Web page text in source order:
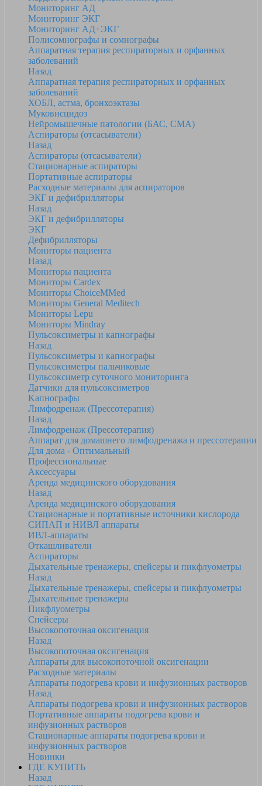
Мониторинг АД
Мониторинг ЭКГ
Мониторинг АД+ЭКГ
Полисомнографы и сомнографы
Аппаратная терапия респираторных и орфанных
заболеваний
Назад
Аппаратная терапия респираторных и орфанных
заболеваний
ХОБЛ, астма, бронхоэктазы
Муковисцидоз
Нейромышечные патологии (БАС, СМА)
Аспираторы (отсасыватели)
Назад
Аспираторы (отсасыватели)
Стационарные аспираторы
Портативные аспираторы
Расходные материалы для аспираторов
ЭКГ и дефибрилляторы
Назад
ЭКГ и дефибрилляторы
ЭКГ
Дефибрилляторы
Мониторы пациента
Назад
Мониторы пациента
Мониторы Cardex
Мониторы ChoiceMMed
Мониторы General Meditech
Мониторы Lepu
Мониторы Mindray
Пульсоксиметры и капнографы
Назад
Пульсоксиметры и капнографы
Пульсоксиметры пальчиковые
Пульсоксиметр суточного мониторинга
Датчики для пульсоксиметров
Kапнографы
Лимфодренаж (Прессотерапия)
Назад
Лимфодренаж (Прессотерапия)
Аппарат для домашнего лимфодренажа и прессотерапии
Для дома - Оптимальный
Профессиональные
Аксессуары
Аренда медицинского оборудования
Назад
Аренда медицинского оборудования
Стационарные и портативные источники кислорода
СИПАП и НИВЛ аппараты
ИВЛ-аппараты
Откашливатели
Аспираторы
Дыхательные тренажеры, спейсеры и пикфлуометры
Назад
Дыхательные тренажеры, спейсеры и пикфлуометры
Дыхательные тренажеры
Пикфлуометры
Спейсеры
Высокопоточная оксигенация
Назад
Высокопоточная оксигенация
Аппараты для высокопоточной оксигенации
Расходные материалы
Аппараты подогрева крови и инфузионных растворов
Назад
Аппараты подогрева крови и инфузионных растворов
Портативные аппараты подогрева крови и
инфузионных растворов
Стационарные аппараты подогрева крови и
инфузионных растворов
Новинки
ГДЕ КУПИТЬ
Назад